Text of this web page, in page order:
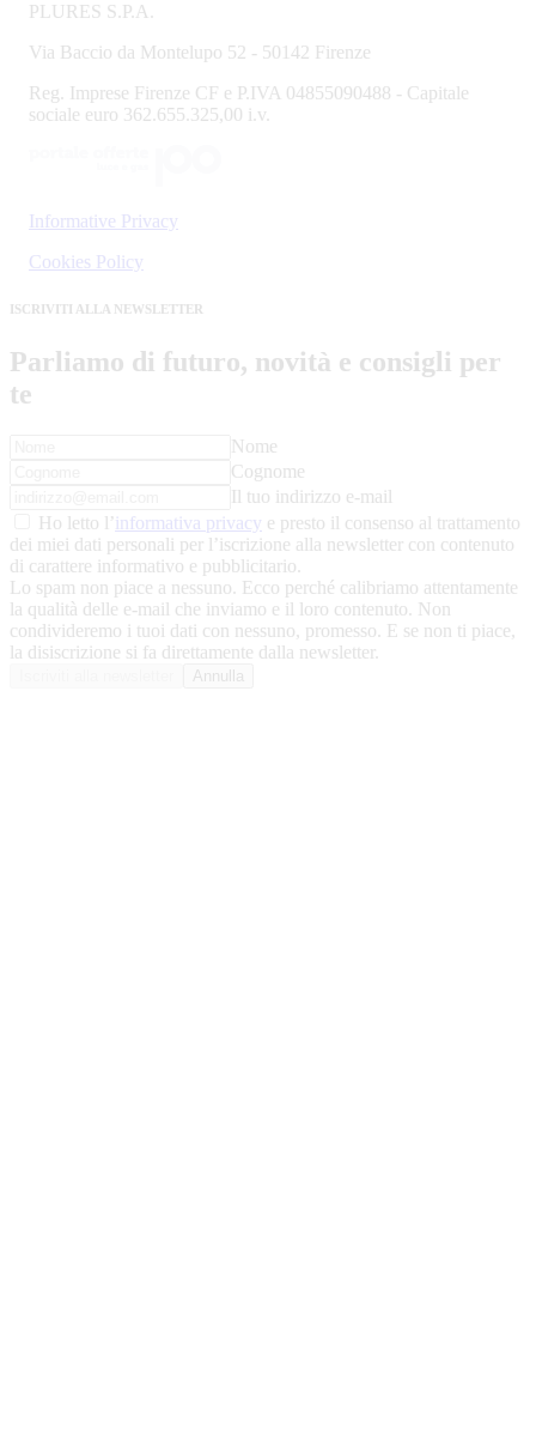
PLURES S.P.A.
Via Baccio da Montelupo 52 - 50142 Firenze
Reg. Imprese Firenze CF e P.IVA 04855090488 - Capitale
sociale euro 362.655.325,00 i.v.
Informative Privacy
Cookies Policy
ISCRIVITI ALLA NEWSLETTER
Parliamo di futuro, novità e consigli per
te
Nome
Cognome
Il tuo indirizzo e-mail
Ho letto l’ informativa privacy e presto il consenso al trattamento
dei miei dati personali per l’iscrizione alla newsletter con contenuto
di carattere informativo e pubblicitario.
Lo spam non piace a nessuno. Ecco perché calibriamo attentamente
la qualità delle e-mail che inviamo e il loro contenuto. Non
condivideremo i tuoi dati con nessuno, promesso. E se non ti piace,
la disiscrizione si fa direttamente dalla newsletter.
Annulla